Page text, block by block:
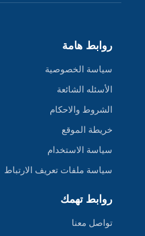
روابط هامة
سياسة الخصوصية
الأسئله الشائعة
الشروط والاحكام
خريطة الموقع
سياسة الاستخدام
سياسة ملفات تعريف الارتباط
روابط تهمك
تواصل معنا